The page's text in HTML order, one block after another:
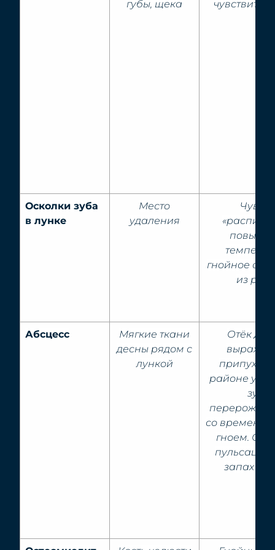
губы, щека
Осколки зуба
в лунке
Место
удаления
гнойное
из
Абсцесс
Мягкие ткани
десны рядом с
лункой
Отёк
районе
зуба,
со временем
гноем.
запах